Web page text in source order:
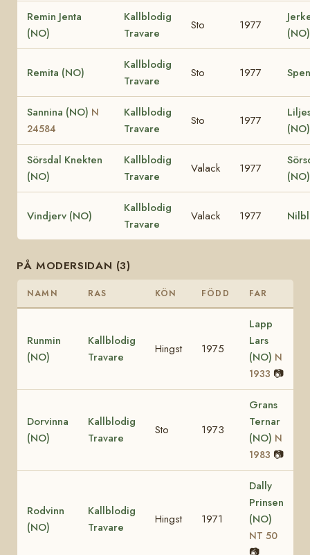
Remin Jenta
(NO)
Kallblodig
Travare
Sto 1977
(NO)
Remita (NO)
Kallblodig
Travare
Sto 1977
Sannina (NO) N
24584
Kallblodig
Travare
Sto 1977
(NO)
Sörsdal Knekten
(NO)
Kallblodig
Travare
Valack 1977
(NO)
Vindjerv (NO)
Kallblodig
Travare
Valack 1977
PÅ MODERSIDAN (3)
NAMN RAS KÖN FÖDD FAR
Runmin
(NO)
Kallblodig
Travare
Hingst 1975
Lapp
Lars
(NO) N
1933 📷
Dorvinna
(NO)
Kallblodig
Travare
Sto 1973
Grans
Ternar
(NO) N
1983 📷
Rodvinn
(NO)
Kallblodig
Travare
Hingst 1971
Dally
Prinsen
(NO)
NT 50
📷